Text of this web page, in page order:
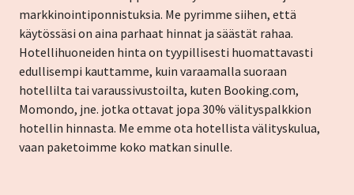
markkinointiponnistuksia. Me pyrimme siihen, että
käytössäsi on aina parhaat hinnat ja säästät rahaa.
Hotellihuoneiden hinta on tyypillisesti huomattavasti
edullisempi kauttamme, kuin varaamalla suoraan
hotellilta tai varaussivustoilta, kuten Booking.com,
Momondo, jne. jotka ottavat jopa 30% välityspalkkion
hotellin hinnasta. Me emme ota hotellista välityskulua,
vaan paketoimme koko matkan sinulle.